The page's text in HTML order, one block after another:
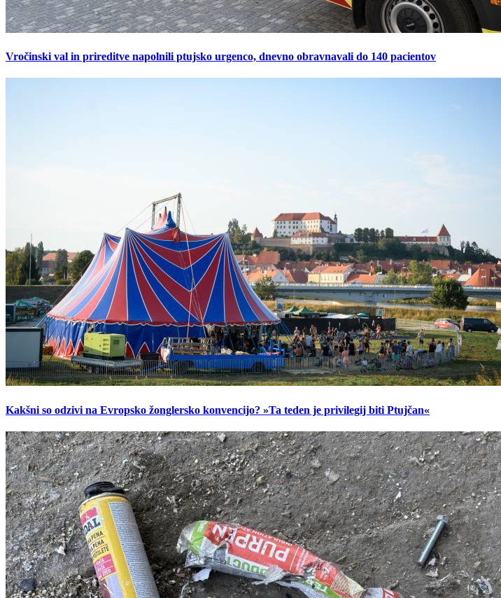
Vročinski val in prireditve napolnili ptujsko urgenco, dnevno obravnavali do 140 pacientov
Kakšni so odzivi na Evropsko žonglersko konvencijo? »Ta teden je privilegij biti Ptujčan«